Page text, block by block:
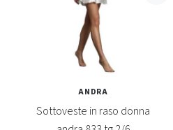
ANDRA
Sottoveste in raso donna